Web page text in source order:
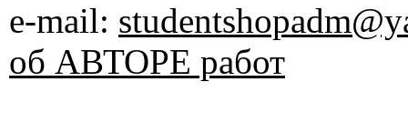
e-mail:
об АВТОРЕ работ